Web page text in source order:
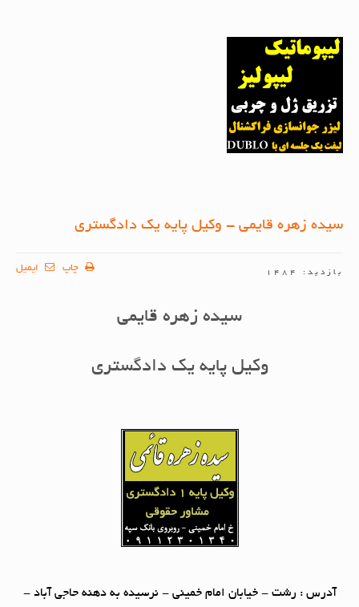
سیده زهره قایمی - وکیل پایه یک دادگستری
ایمیل چاپ بازدید: 1484
سیده زهره قایمی
وکیل پایه یک دادگستری
آدرس : رشت - خیابان امام خمینی - نرسیده به دهنه حاجی آباد -